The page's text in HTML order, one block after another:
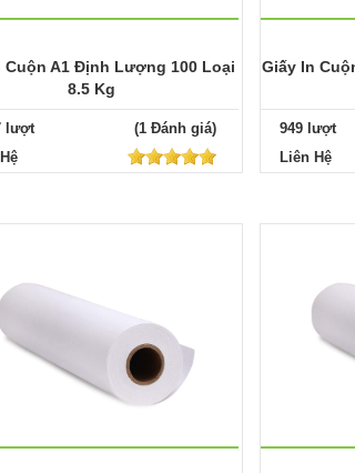
Cuộn A1 Định Lượng 100 Loại
8.5 Kg
lượt
(1 Đánh giá)
Giấy In
949 lượt
Liên Hệ